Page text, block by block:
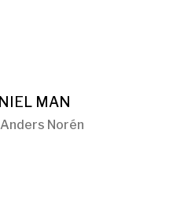
MAN
Anders Norén